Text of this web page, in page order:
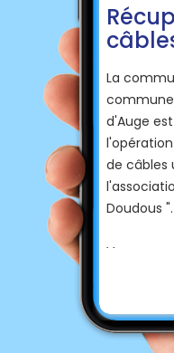
La
d'Auge
de câbles
Doudous ".
Vous
câbles
horaires